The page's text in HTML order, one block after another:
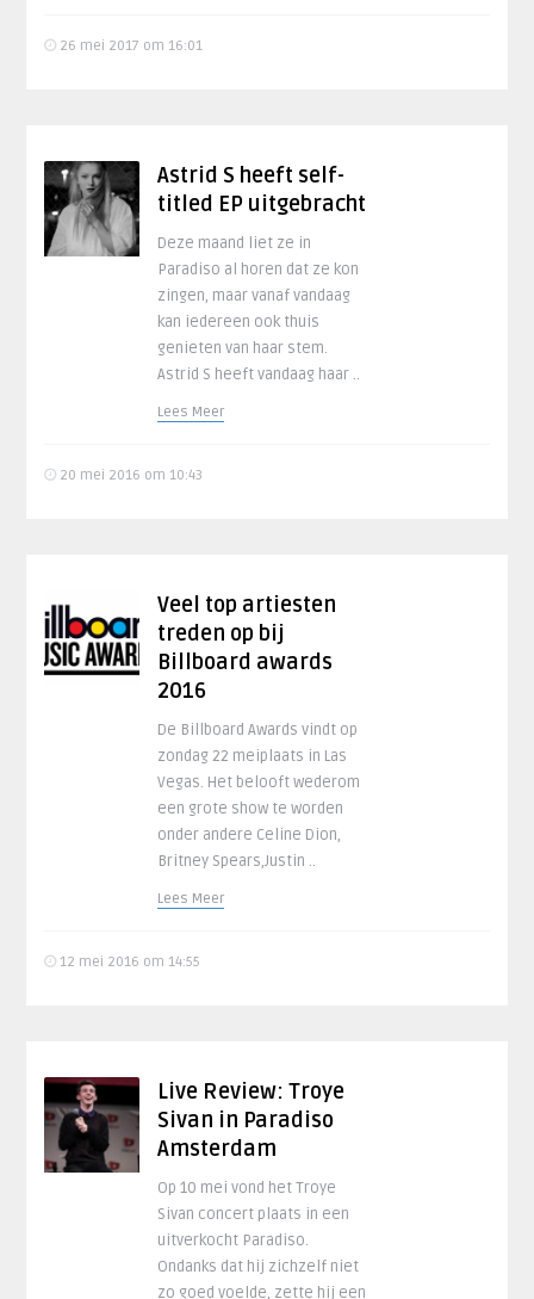
26 mei 2017 om 16:01
Astrid S heeft self-
titled EP uitgebracht
Deze maand liet ze in
Paradiso al horen dat ze kon
zingen, maar vanaf vandaag
kan iedereen ook thuis
genieten van haar stem.
Astrid S heeft vandaag haar ..
Lees Meer
20 mei 2016 om 10:43
Veel top artiesten
treden op bij
Billboard awards
2016
De Billboard Awards vindt op
zondag 22 meiplaats in Las
Vegas. Het belooft wederom
een grote show te worden
onder andere Celine Dion,
Britney Spears,Justin ..
Lees Meer
12 mei 2016 om 14:55
Live Review: Troye
Sivan in Paradiso
Amsterdam
Op 10 mei vond het Troye
Sivan concert plaats in een
uitverkocht Paradiso.
Ondanks dat hij zichzelf niet
zo goed voelde, zette hij een